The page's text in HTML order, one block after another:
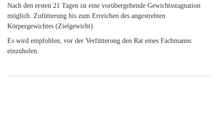
Nach den ersten 21 Tagen ist eine vorübergehende Gewichtsstagnation
möglich. Zufütterung bis zum Erreichen des angestrebten
Körpergewichtes (Zielgewicht).
Es wird empfohlen, vor der Verfütterung den Rat eines Fachmanns
einzuholen.